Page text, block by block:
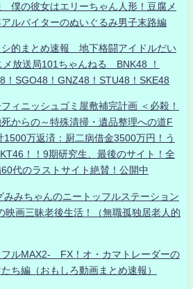
僕の彼女はエリーちゃん人形！豆腐メ
ルバイターのぬいぐるみ男子末路編
的まとめ速報 地下格闘アイドルだい
放送局101ちゃんねる BNK48 ！
！SGO48！GNZ48！STU48！SKE48
ィニッシュゴミ屋敷補完計画 ＜必殺！
からの～特殊清掃・遺品整理への道F
1500万返済：厨二病借金3500万円！う
！！9期研究生、最後のサイト！全
代のラストサイト絶賛！公開中
みみちゃんのニートッフルステーション
映画三昧老後生活！（無職孤独居老人的
フルMAX2- FX！オ・カマトレーダーの
ち編（おもしろ動画まとめ速報）